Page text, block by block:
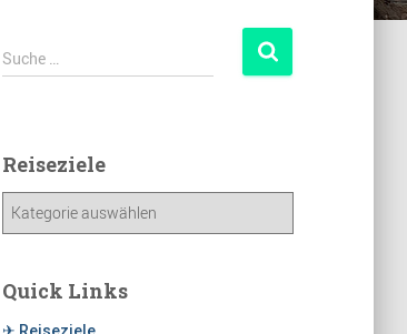
Suche …
Reiseziele
Quick Links